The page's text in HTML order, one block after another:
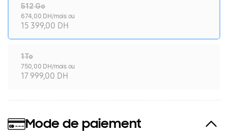
512 Go
674,00 DH/mois ou
15 399,00 DH
1To
750,00 DH/mois ou
17 999,00 DH
Mode de paiement